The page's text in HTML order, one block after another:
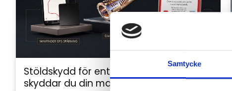
Samtycke
Stöldskydd för entreprenadmaskiner: så
skyddar du din maskin och utrustning